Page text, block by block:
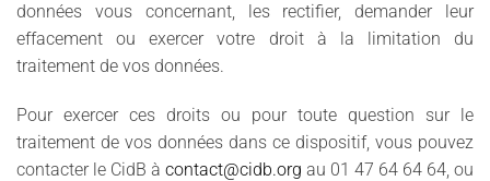
données vous concernant, les rectifier, demander leur
effacement ou exercer votre droit à la limitation du
traitement de vos données.
Pour exercer ces droits ou pour toute question sur le
traitement de vos données dans ce dispositif, vous pouvez
contacter le CidB à contact@cidb.org au 01 47 64 64 64, ou